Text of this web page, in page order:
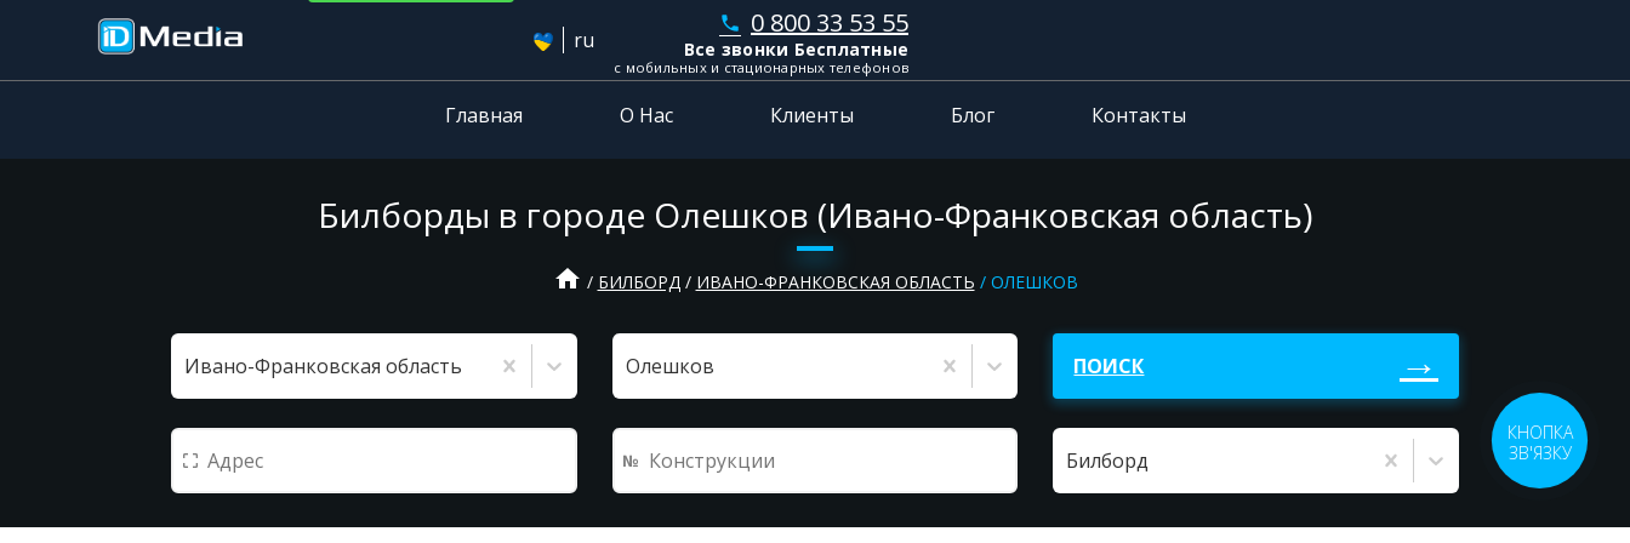
ru
phone 0 800 33 53 55
Все звонки Бесплатные
с мобильных и стационарных телефонов
Главная О Нас Клиенты Блог Контакты
Билборды в городе Олешков (Ивано-Франковская область)
home БИЛБОРД ИВАНО-ФРАНКОВСКАЯ ОБЛАСТЬ ОЛЕШКОВ
Ивано-Франковская область Олешков
Билборд
ПОИСК
КНОПКА
ЗВ'ЯЗКУ